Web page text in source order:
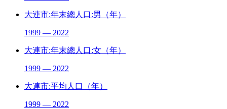
大連市:年末總人口:男（年）
1999 — 2022
大連市:年末總人口:女（年）
1999 — 2022
大連市:平均人口（年）
1999 — 2022